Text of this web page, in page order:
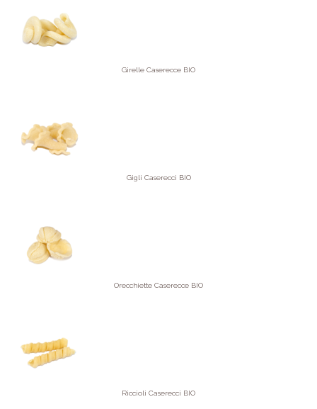
Girelle Caserecce BIO
Gigli Caserecci BIO
Orecchiette Caserecce BIO
Riccioli Caserecci BIO